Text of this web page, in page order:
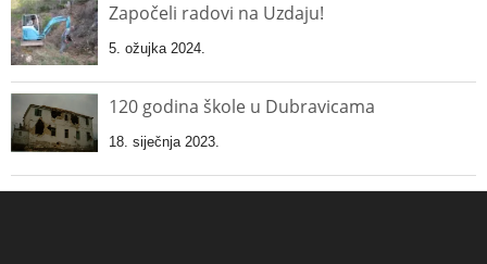
Započeli radovi na Uzdaju!
5. ožujka 2024.
120 godina škole u Dubravicama
18. siječnja 2023.